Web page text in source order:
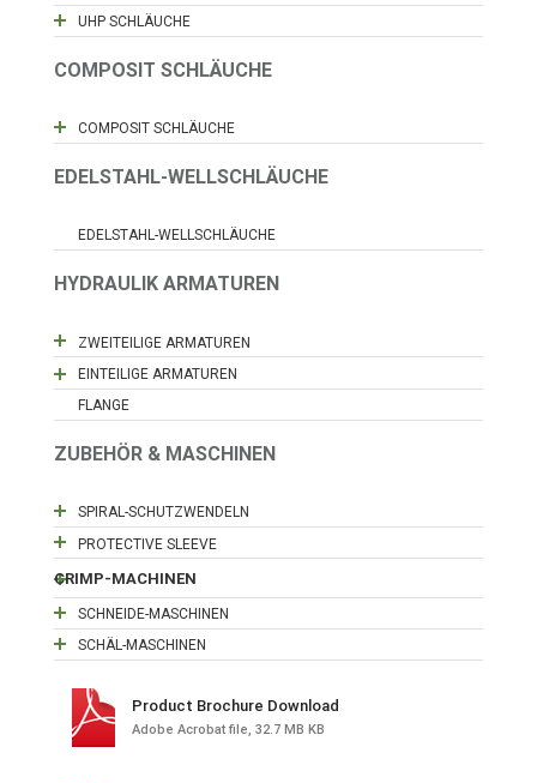
UHP SCHLÄUCHE
COMPOSIT SCHLÄUCHE
COMPOSIT SCHLÄUCHE
EDELSTAHL-WELLSCHLÄUCHE
EDELSTAHL-WELLSCHLÄUCHE
HYDRAULIK ARMATUREN
ZWEITEILIGE ARMATUREN
EINTEILIGE ARMATUREN
FLANGE
ZUBEHÖR & MASCHINEN
SPIRAL-SCHUTZWENDELN
PROTECTIVE SLEEVE
CRIMP-MACHINEN
SCHNEIDE-MASCHINEN
SCHÄL-MASCHINEN
Product Brochure Download
Adobe Acrobat file, 32.7 MB KB